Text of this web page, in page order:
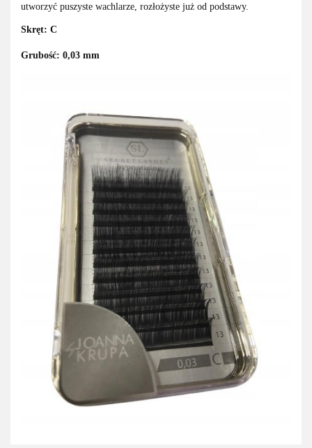
utworzyć puszyste wachlarze, rozłożyste już od podstawy.
Skręt: C
Grubość: 0,03 mm